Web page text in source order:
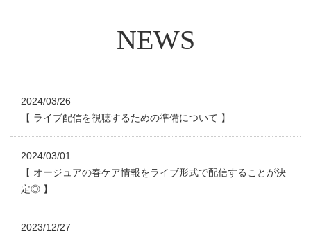
NEWS
2024/03/26
【 ライブ配信を視聴するための準備について 】
2024/03/01
【 オージュアの春ケア情報をライブ形式で配信することが決
定◎ 】
2023/12/27